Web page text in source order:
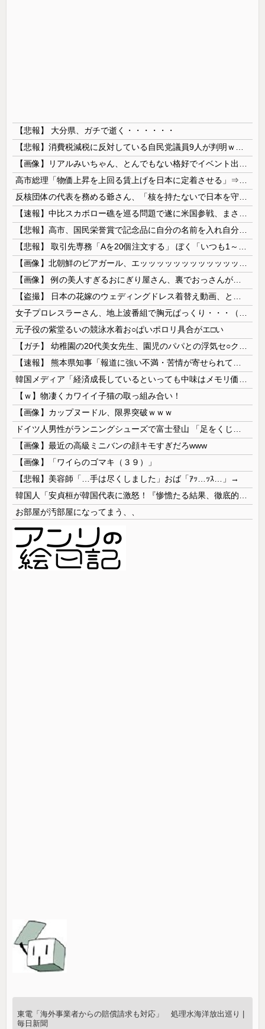
【悲報】 大分県、ガチで逝く・・・・・・
元子役の紫堂るいの競泳水着お○ぱいポロリ具合がエ□い
【ｗ】物凄くカワイイ子猫の取っ組み合い！
【画像】カップヌードル、限界突破ｗｗｗ
【画像】最近の高級ミニバンの顔キモすぎだろwww
【画像】「ワイらのゴマキ（３９）」
【悲報】美容師「…手は尽くしました」おば「ｱｯ…ｯｽ…」→
お部屋が汚部屋になってまう、、
東電「海外事業者からの賠償請求も対応」 処理水海洋放出巡り |
毎日新聞